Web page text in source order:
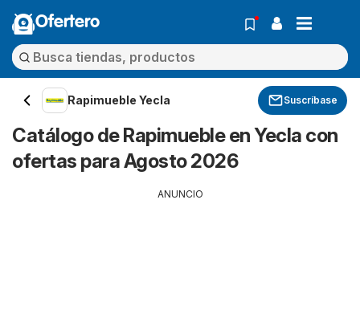
Ofertero
Rapimueble Yecla Suscríbase
Catálogo de Rapimueble en Yecla con
ofertas para Agosto 2026
ANUNCIO